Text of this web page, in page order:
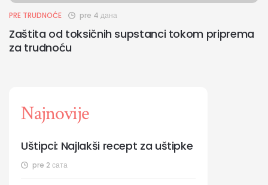
PRE TRUDNOĆE pre 4 дана
Zaštita od toksičnih supstanci tokom priprema
za trudnoću
Najnovije
pre 2 сата
Uštipci: Najlakši recept za uštipke